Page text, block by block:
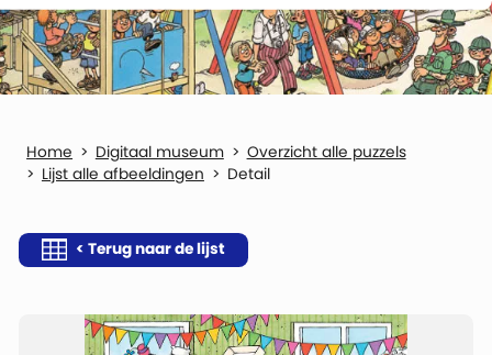
Digitaal museum
Overzicht alle puzzels
Lijst alle afbeeldingen
Detail
< Terug naar de lijst